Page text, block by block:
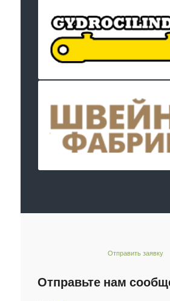
Отправить заявку
Отправьте нам